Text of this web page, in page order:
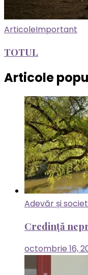
ArticoleImportant
TOTUL
Articole
Adevăr și
Credință
octombrie 16,